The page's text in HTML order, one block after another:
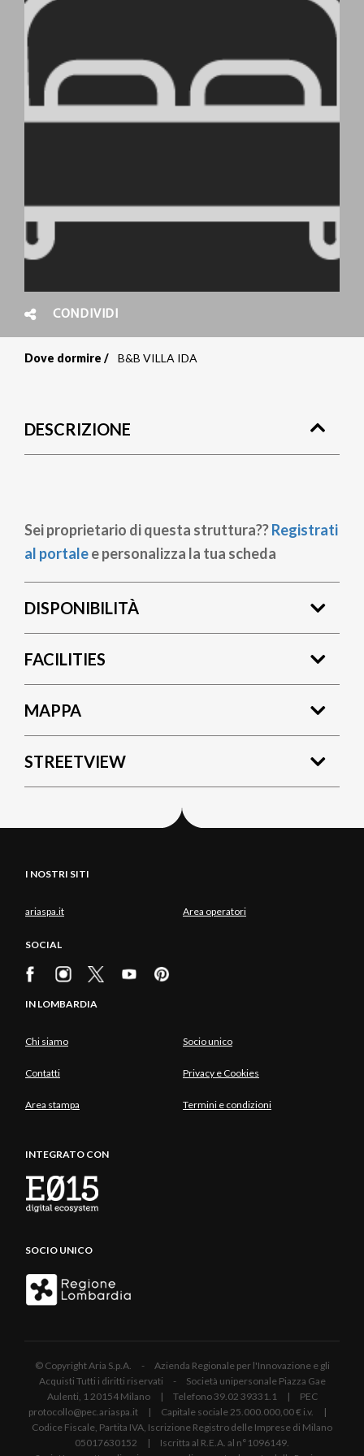
CONDIVIDI
pane
Dove dormire B&B VILLA IDA
DESCRIZIONE
Sei proprietario di questa struttura??Registrati
al portalee personalizza la tua scheda
DISPONIBILITÀ
FACILITIES
MAPPA
STREETVIEW
I NOSTRI SITI
ariaspa.it Area operatori
SOCIAL
IN LOMBARDIA
Chi siamo Socio unico
Contatti Privacy e Cookies
Area stampa Termini e condizioni
INTEGRATO CON
SOCIO UNICO
© Copyright Aria S.p.A. - Azienda Regionale per l'Innovazione e gli
Acquisti Tutti i diritti riservati - Società unipersonale Piazza Gae
Aulenti, 1 20154 Milano | Telefono 39.02 39331.1 | PEC
protocollo@pec.ariaspa.it | Capitale sociale 25.000.000,00 € i.v. |
Codice Fiscale, Partita IVA, Iscrizione Registro delle Imprese di Milano
05017630152 | Iscritta al R.E.A. al n°1096149.